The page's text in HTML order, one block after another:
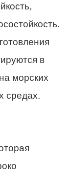
в
морских
средах.